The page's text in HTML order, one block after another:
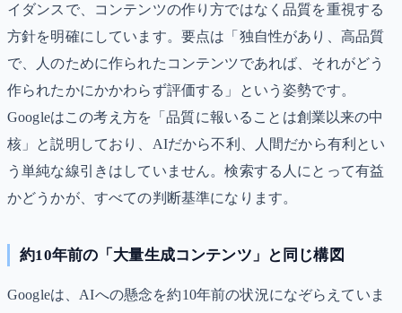
イダンスで、コンテンツの作り方ではなく品質を重視する
方針を明確にしています。要点は「独自性があり、高品質
で、人のために作られたコンテンツであれば、それがどう
作られたかにかかわらず評価する」という姿勢です。
Googleはこの考え方を「品質に報いることは創業以来の中
核」と説明しており、AIだから不利、人間だから有利とい
う単純な線引きはしていません。検索する人にとって有益
かどうかが、すべての判断基準になります。
約10年前の「大量生成コンテンツ」と同じ構図
Googleは、AIへの懸念を約10年前の状況になぞらえていま